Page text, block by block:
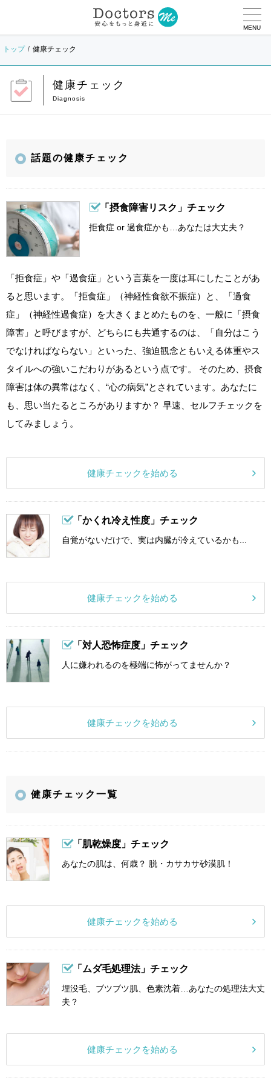
MENU
トップ 健康チェック
健康チェック
話題の健康チェック
「摂食障害リスク」チェック
拒食症 or 過食症かも…あなたは大丈夫？
「拒食症」や「過食症」という言葉を一度は耳にしたことがあ
ると思います。「拒食症」（神経性食欲不振症）と、「過食
症」（神経性過食症）を大きくまとめたものを、一般に「摂食
障害」と呼びますが、どちらにも共通するのは、「自分はこう
でなければならない」といった、強迫観念ともいえる体重やス
タイルへの強いこだわりがあるという点です。 そのため、摂食
障害は体の異常はなく、“心の病気”とされています。あなたに
も、思い当たるところがありますか？ 早速、セルフチェックを
してみましょう。
健康チェックを始める
「かくれ冷え性度」チェック
自覚がないだけで、実は内臓が冷えているかも...
健康チェックを始める
「対人恐怖症度」チェック
人に嫌われるのを極端に怖がってませんか？
健康チェックを始める
健康チェック一覧
「肌乾燥度」チェック
あなたの肌は、何歳？ 脱・カサカサ砂漠肌！
健康チェックを始める
「ムダ毛処理法」チェック
埋没毛、ブツブツ肌、色素沈着…あなたの処理法大丈
夫？
健康チェックを始める